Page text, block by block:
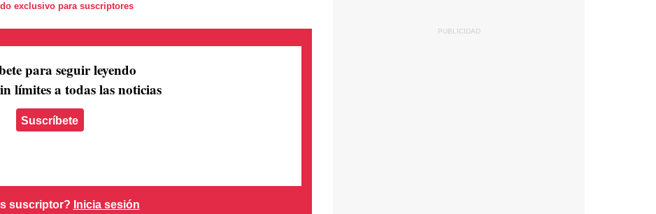
exclusivo para suscriptores
para seguir leyendo
límites a todas las noticias
Suscríbete
suscriptor? Inicia sesión